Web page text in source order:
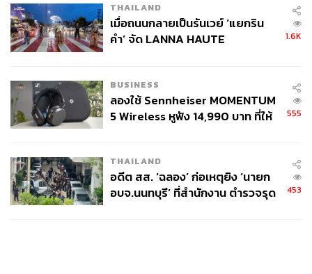
THAILAND
เมื่อถนนกลายเป็นรันเวย์ ‘แยกริน
คำ’ จัด LANNA HAUTE
1.6K
BUSINESS
ลองใช้ Sennheiser MOMENTUM
5 Wireless หูฟัง 14,990 บาท ที่ให้
555
THAILAND
อดีต สส. ‘ฉลอง’ ก่อเหตุยิง ‘นายก
อบจ.นนทบุรี’ ที่สำนักงาน ตำรวจรุด
453